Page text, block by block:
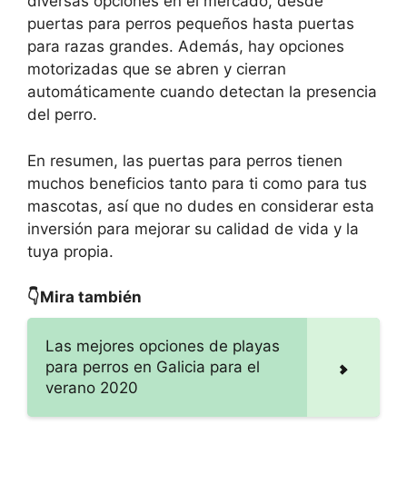
puertas para perros pequeños hasta puertas
para razas grandes. Además, hay opciones
motorizadas que se abren y cierran
automáticamente cuando detectan la presencia
del perro.
En resumen, las puertas para perros tienen
muchos beneficios tanto para ti como para tus
mascotas, así que no dudes en considerar esta
inversión para mejorar su calidad de vida y la
tuya propia.
👇Mira también
Las mejores opciones de playas
para perros en Galicia para el
verano 2020